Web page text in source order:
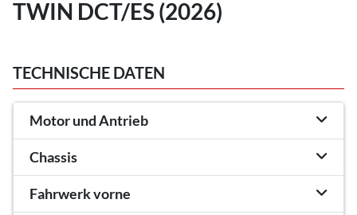
TWIN DCT/ES (2026)
TECHNISCHE DATEN
Motor und Antrieb
Chassis
Fahrwerk vorne